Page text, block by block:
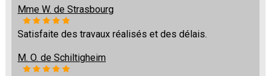
Mme W. de Strasbourg
Satisfaite des travaux réalisés et des délais.
M. O. de Schiltigheim